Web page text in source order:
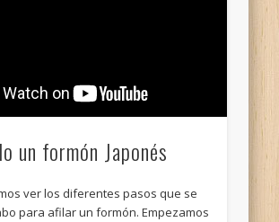
un formón Japonés
ver los diferentes pasos que se
para afilar un formón. Empezamos